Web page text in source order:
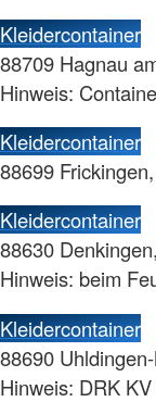
Kleidercontainer
88709 Hagnau
Hinweis:
Kleidercontainer
88699
Kleidercontainer
88630
Hinweis: beim
Kleidercontainer
88690
Hinweis: DRK